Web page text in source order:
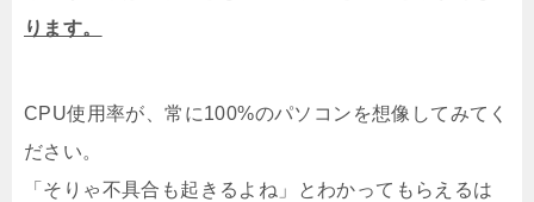
ります。
CPU使用率が、常に100%のパソコンを想像してみてく
ださい。
「そりゃ不具合も起きるよね」とわかってもらえるは